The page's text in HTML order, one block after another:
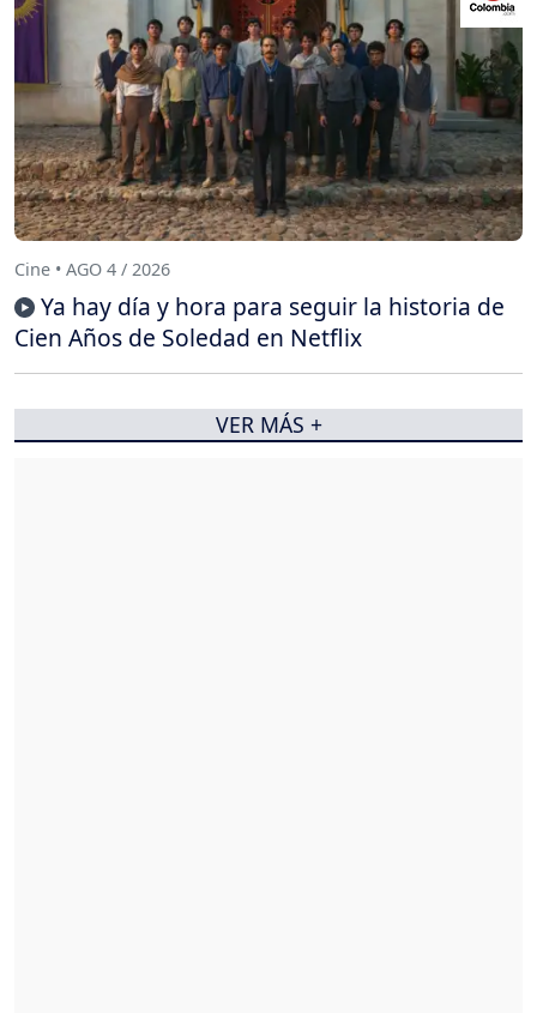
Cine • AGO 4 / 2026
Ya hay día y hora para seguir la historia de
Cien Años de Soledad en Netflix
VER MÁS +